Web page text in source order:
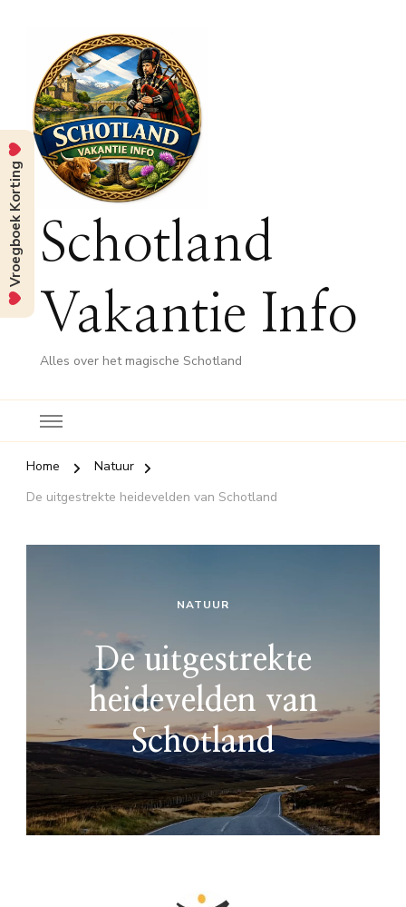
Schotland
Vakantie Info
Alles over het magische Schotland
Home
Natuur
De uitgestrekte heidevelden van Schotland
NATUUR
De uitgestrekte
heidevelden van
Schotland
Vroegboek Korting